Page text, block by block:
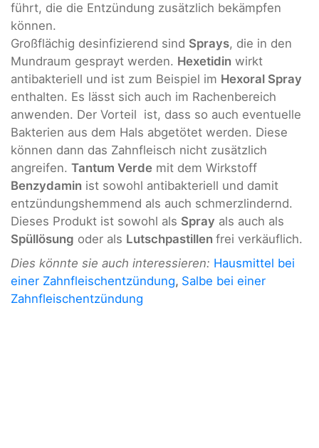
führt, die die Entzündung zusätzlich bekämpfen
können.
Großflächig desinfizierend sind Sprays, die in den
Mundraum gesprayt werden. Hexetidin wirkt
antibakteriell und ist zum Beispiel im Hexoral Spray
enthalten. Es lässt sich auch im Rachenbereich
anwenden. Der Vorteil ist, dass so auch eventuelle
Bakterien aus dem Hals abgetötet werden. Diese
können dann das Zahnfleisch nicht zusätzlich
angreifen. Tantum Verde mit dem Wirkstoff
Benzydamin ist sowohl antibakteriell und damit
entzündungshemmend als auch schmerzlindernd.
Dieses Produkt ist sowohl als Spray als auch als
Spüllösung oder als Lutschpastillen frei verkäuflich.
Dies könnte sie auch interessieren: Hausmittel bei
einer Zahnfleischentzündung, Salbe bei einer
Zahnfleischentzündung